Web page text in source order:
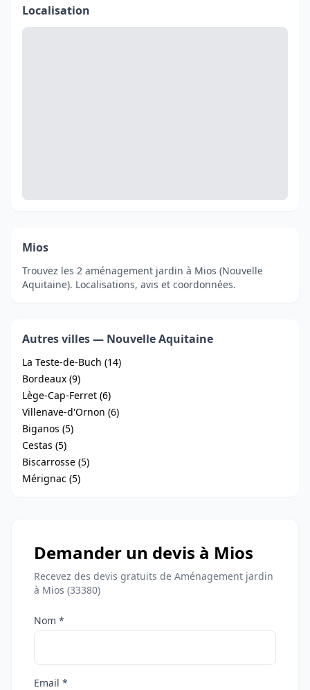
Localisation
Mios
Trouvez les 2 aménagement jardin à Mios (Nouvelle
Aquitaine). Localisations, avis et coordonnées.
Autres villes — Nouvelle Aquitaine
La Teste-de-Buch (14)
Bordeaux (9)
Lège-Cap-Ferret (6)
Villenave-d'Ornon (6)
Biganos (5)
Cestas (5)
Biscarrosse (5)
Mérignac (5)
Demander un devis à Mios
Recevez des devis gratuits de Aménagement jardin
à Mios (33380)
Nom *
Email *